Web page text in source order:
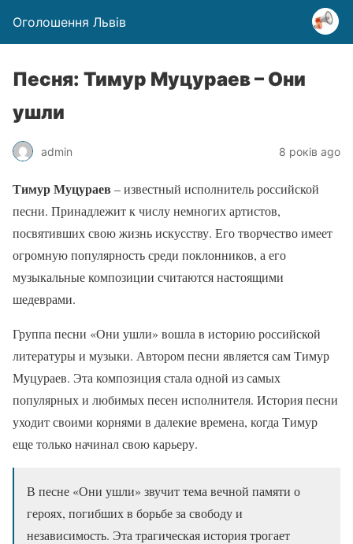
Оголошення Львів
Песня: Тимур Муцураев – Они
ушли
admin 8 років ago
Тимур Муцураев – известный исполнитель российской
песни. Принадлежит к числу немногих артистов,
посвятивших свою жизнь искусству. Его творчество имеет
огромную популярность среди поклонников, а его
музыкальные композиции считаются настоящими
шедеврами.
Группа песни «Они ушли» вошла в историю российской
литературы и музыки. Автором песни является сам Тимур
Муцураев. Эта композиция стала одной из самых
популярных и любимых песен исполнителя. История песни
уходит своими корнями в далекие времена, когда Тимур
еще только начинал свою карьеру.
В песне «Они ушли» звучит тема вечной памяти о
героях, погибших в борьбе за свободу и
независимость. Эта трагическая история трогает